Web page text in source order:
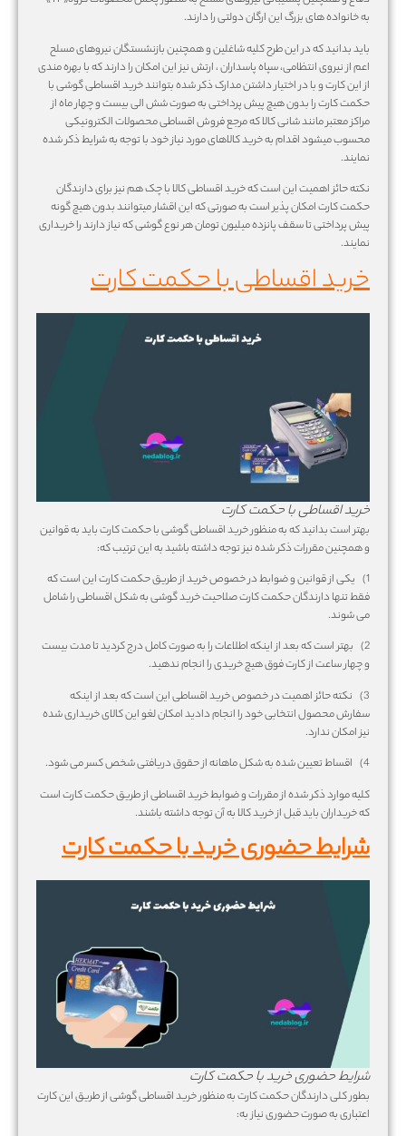
به خانواده های بزرگ این ارگان دولتی را دارند.
باید بدانید که در این طرح کلیه شاغلین و همچنین بازنشستگان نیروهای مسلح
اعم از نیروی انتظامی، سپاه پاسداران ، ارتش نیز این امکان را دارند که با بهره مندی
از این کارت و با در اختیار داشتن مدارک ذکر شده بتوانند خرید اقساطی گوشی با
حکمت کارت را بدون هیچ پیش پرداختی به صورت شش الی بیست و چهار ماه از
مراکز معتبر مانند شانی کالا که مرجع فروش اقساطی محصولات الکترونیکی
محسوب میشود اقدام به خرید کالاهای مورد نیاز خود با توجه به شرایط ذکر شده
نمایند.
نکته حائز اهمیت این است که خرید اقساطی کالا با چک هم نیز برای دارندگان
حکمت کارت امکان پذیر است به صورتی که این اقشار میتوانند بدون هیچ گونه
پیش پرداختی تا سقف پانزده میلیون تومان هر نوع گوشی که نیاز دارند را خریداری
نمایند.
خرید اقساطی با حکمت کارت
خرید اقساطی با حکمت کارت
بهتر است بدانید که به منظور خرید اقساطی گوشی با حکمت کارت باید به قوانین
و همچنین مقررات ذکر شده نیز توجه داشته باشید به این ترتیب که:
1) یکی از قوانین و ضوابط در خصوص خرید از طریق حکمت کارت این است که
فقط تنها دارندگان حکمت کارت صلاحیت خرید گوشی به شکل اقساطی را شامل
می شوند.
2) بهتر است که بعد از اینکه اطلاعات را به صورت کامل درج کردید تا مدت بیست
و چهار ساعت از کارت فوق هیچ خریدی را انجام ندهید.
3) نکته حائز اهمیت در خصوص خرید اقساطی این است که بعد از اینکه
سفارش محصول انتخابی خود را انجام دادید امکان لغو این کالای خریداری شده
نیز امکان ندارد.
4) اقساط تعیین شده به شکل ماهانه از حقوق دریافتی شخص کسر می شود.
کلیه موارد ذکر شده از مقررات و ضوابط خرید اقساطی از طریق حکمت کارت است
که خریداران باید قبل از خرید کالا به آن توجه داشته باشند.
شرایط حضوری خرید با حکمت کارت
شرایط حضوری خرید با حکمت کارت
بطور کلی دارندگان حکمت کارت به منظور خرید اقساطی گوشی از طریق این کارت
اعتباری به صورت حضوری نیاز به: